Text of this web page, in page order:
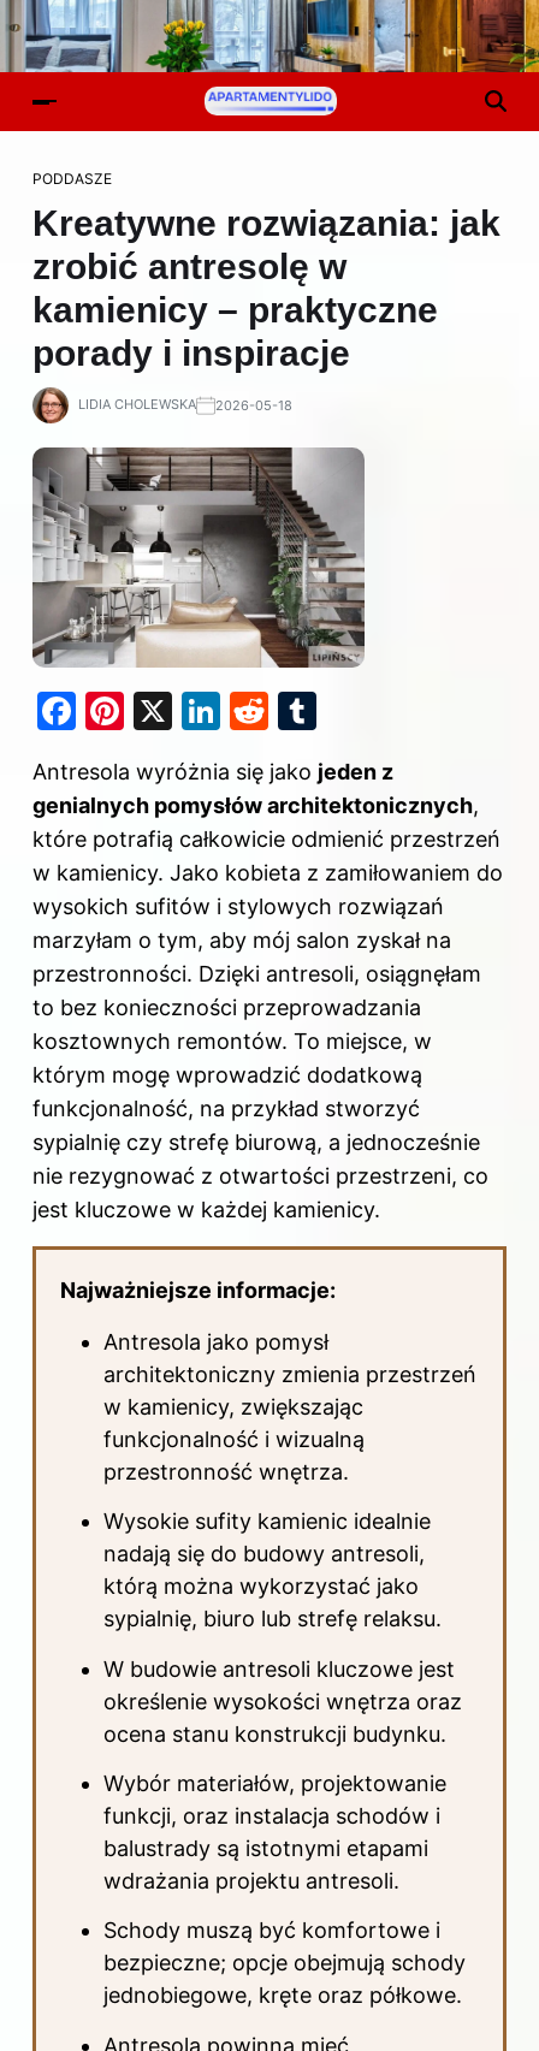
PODDASZE
Kreatywne rozwiązania: jak
zrobić antresolę w
kamienicy – praktyczne
porady i inspiracje
LIDIA CHOLEWSKA 2026-05-18
F
c
e
b
o
o
k
Pi
er
e
st
X
Li
k
e
dI
n
R
d
di
t
m
bl
r
Antresola wyróżnia się jako jeden z
genialnych pomysłów architektonicznych,
które potrafią całkowicie odmienić przestrzeń
w kamienicy. Jako kobieta z zamiłowaniem do
wysokich sufitów i stylowych rozwiązań
marzyłam o tym, aby mój salon zyskał na
przestronności. Dzięki antresoli, osiągnęłam
to bez konieczności przeprowadzania
kosztownych remontów. To miejsce, w
którym mogę wprowadzić dodatkową
funkcjonalność, na przykład stworzyć
sypialnię czy strefę biurową, a jednocześnie
nie rezygnować z otwartości przestrzeni, co
jest kluczowe w każdej kamienicy.
Najważniejsze informacje:
Antresola jako pomysł
architektoniczny zmienia przestrzeń
w kamienicy, zwiększając
funkcjonalność i wizualną
przestronność wnętrza.
Wysokie sufity kamienic idealnie
nadają się do budowy antresoli,
którą można wykorzystać jako
sypialnię, biuro lub strefę relaksu.
W budowie antresoli kluczowe jest
określenie wysokości wnętrza oraz
ocena stanu konstrukcji budynku.
Wybór materiałów, projektowanie
funkcji, oraz instalacja schodów i
balustrady są istotnymi etapami
wdrażania projektu antresoli.
Schody muszą być komfortowe i
bezpieczne; opcje obejmują schody
jednobiegowe, kręte oraz półkowe.
Antresola powinna mieć